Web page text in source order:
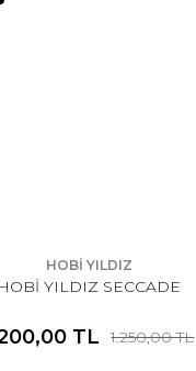
HOBİ YILDIZ
YILDIZ SECCADE
TL 1.250,00 TL